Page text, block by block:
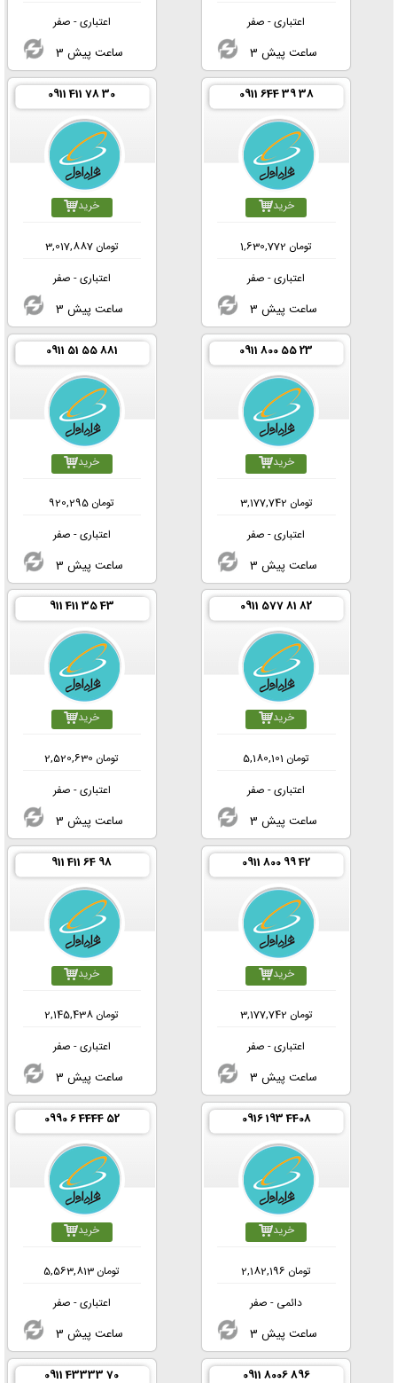
اعتباری - صفر
3 ساعت پیش
اعتباری - صفر
3 ساعت پیش
0911 644 39 38
خرید
1,630,772 تومان
اعتباری - صفر
3 ساعت پیش
0911 411 78 30
خرید
3,017,887 تومان
اعتباری - صفر
3 ساعت پیش
0911 800 55 23
خرید
3,177,742 تومان
اعتباری - صفر
3 ساعت پیش
0911 51 55 881
خرید
920,295 تومان
اعتباری - صفر
3 ساعت پیش
0911 577 81 82
خرید
5,180,101 تومان
اعتباری - صفر
3 ساعت پیش
911 411 35 43
خرید
2,520,630 تومان
اعتباری - صفر
3 ساعت پیش
0911 800 99 42
خرید
3,177,742 تومان
اعتباری - صفر
3 ساعت پیش
911 411 64 98
خرید
2,145,438 تومان
اعتباری - صفر
3 ساعت پیش
0916 193 4408
خرید
2,182,196 تومان
دائمی - صفر
3 ساعت پیش
0990 6 4444 52
خرید
5,563,813 تومان
اعتباری - صفر
3 ساعت پیش
0911 8006 896
0911 43333 70